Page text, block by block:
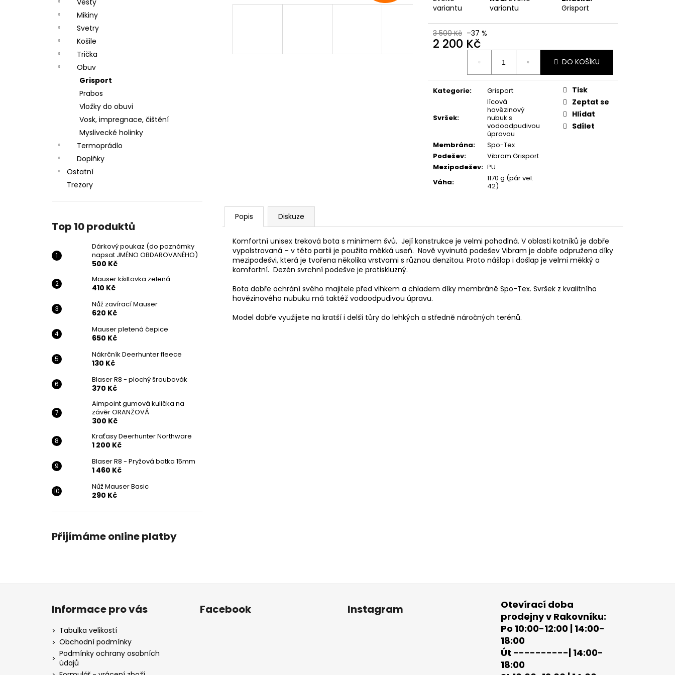
Vesty
Mikiny
Svetry
Košile
Trička
Obuv
Grisport
Prabos
Vložky do obuvi
Vosk, impregnace, čištění
Myslivecké holinky
Termoprádlo
Doplňky
Ostatní
Trezory
Top 10 produktů
Dárkový poukaz (do poznámky
napsat JMÉNO OBDAROVANÉHO)
500 Kč
Mauser kšiltovka zelená
410 Kč
Nůž zavírací Mauser
620 Kč
Mauser pletená čepice
650 Kč
Nákrčník Deerhunter fleece
130 Kč
Blaser R8 - plochý šroubovák
370 Kč
Aimpoint gumová kulička na
závěr ORANŽOVÁ
300 Kč
Kraťasy Deerhunter Northware
1 200 Kč
Blaser R8 - Pryžová botka 15mm
1 460 Kč
Nůž Mauser Basic
290 Kč
Přijímáme online platby
variantu
variantu
Grisport
3 500 Kč –37 %
2 200 Kč
DO KOŠÍKU
Kategorie: Grisport
Svršek:
lícová
hovězinový
nubuk s
vodoodpudivou
úpravou
Membrána:
Spo-Tex
Podešev:
Vibram Grisport
Mezipodešev: PU
Váha:
1170 g (pár vel.
42)
Tisk
Zeptat se
Hlídat
Sdílet
Popis Diskuze
Komfortní unisex treková bota s minimem švů. Její konstrukce je velmi pohodlná. V oblasti kotníků je dobře
vypolstrovaná – v této partii je použita měkká useň. Nově vyvinutá podešev Vibram je dobře odpružena díky
mezipodešvi, která je tvořena několika vrstvami s různou denzitou. Proto nášlap i došlap je velmi měkký a
komfortní. Dezén svrchní podešve je protiskluzný.
Bota dobře ochrání svého majitele před vlhkem a chladem díky membráně Spo-Tex. Svršek z kvalitního
hovězinového nubuku má taktéž vodoodpudivou úpravu.
Model dobře využijete na kratší i delší tůry do lehkých a středně náročných terénů.
DÁRKOVÝ POUKAZ (DO POZNÁMKY
NAPSAT JMÉNO OBDAROVANÉHO)
500 Kč
MAUSER KŠILTOVKA ZELENÁ
NŮŽ ZAVÍRACÍ MAUSER
Z
Informace pro vás
Tabulka velikostí
Obchodní podmínky
Podmínky ochrany osobních
údajů
Facebook Instagram
Otevírací doba
prodejny v Rakovníku:
Po 10:00-12:00 | 14:00-
18:00
Út ----------| 14:00-
18:00